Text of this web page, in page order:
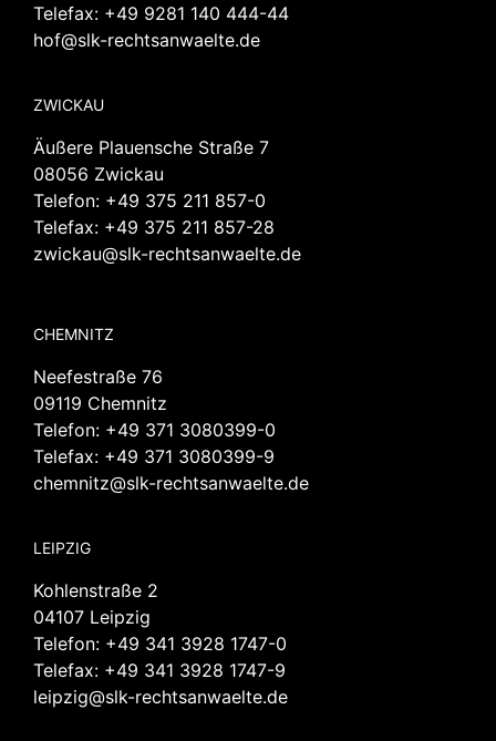
Telefax: +49 9281 140 444-44
hof@slk-rechtsanwaelte.de
ZWICKAU
Äußere Plauensche Straße 7
08056 Zwickau
Telefon: +49 375 211 857-0
Telefax: +49 375 211 857-28
zwickau@slk-rechtsanwaelte.de
CHEMNITZ
Neefestraße 76
09119 Chemnitz
Telefon: +49 371 3080399-0
Telefax: +49 371 3080399-9
chemnitz@slk-rechtsanwaelte.de
LEIPZIG
Kohlenstraße 2
04107 Leipzig
Telefon: +49 341 3928 1747-0
Telefax: +49 341 3928 1747-9
leipzig@slk-rechtsanwaelte.de